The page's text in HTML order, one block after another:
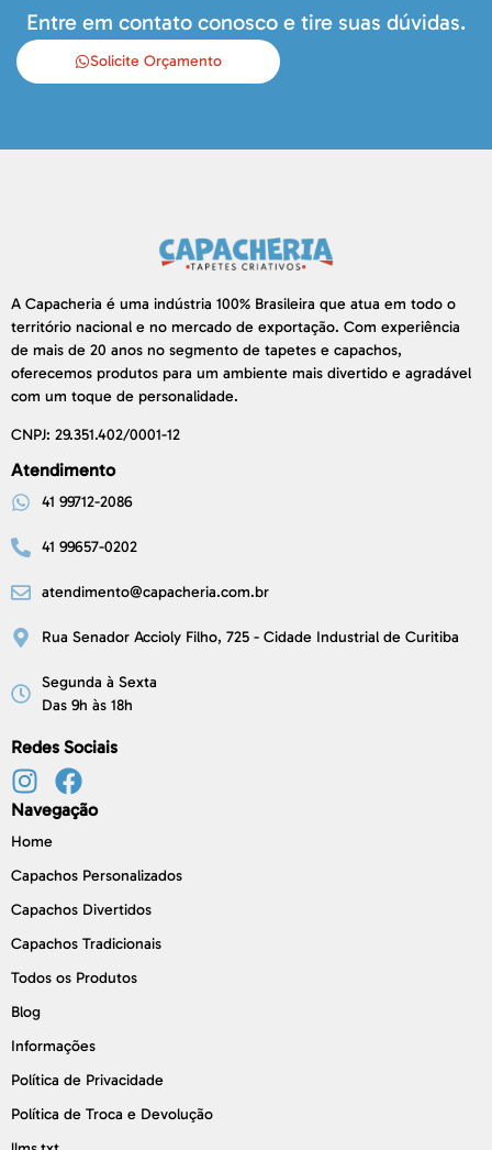
Entre em contato conosco e tire suas dúvidas.
Solicite Orçamento
A Capacheria é uma indústria 100% Brasileira que atua em todo o
território nacional e no mercado de exportação. Com experiência
de mais de 20 anos no segmento de tapetes e capachos,
oferecemos produtos para um ambiente mais divertido e agradável
com um toque de personalidade.
CNPJ: 29.351.402/0001-12
Atendimento
41 99712-2086
41 99657-0202
atendimento@capacheria.com.br
Rua Senador Accioly Filho, 725 - Cidade Industrial de Curitiba
Segunda à Sexta
Das 9h às 18h
Redes Sociais
Navegação
Home
Capachos Personalizados
Capachos Divertidos
Capachos Tradicionais
Todos os Produtos
Blog
Informações
Política de Privacidade
Política de Troca e Devolução